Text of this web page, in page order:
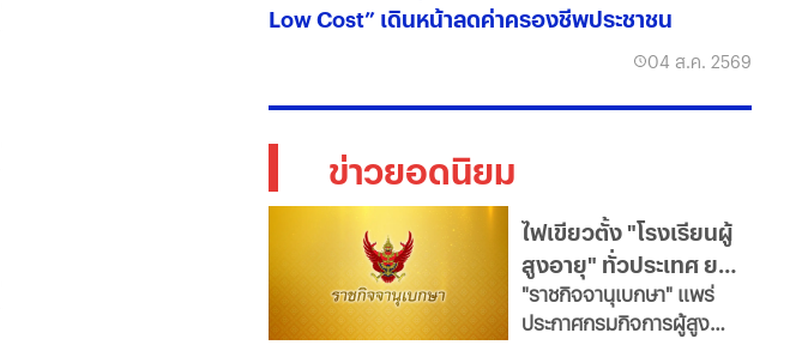
Low Cost” เดินหน้าลดค่าครองชีพประชาชน
04 ส.ค. 2569
ข่าวยอดนิยม
ไฟเขียวตั้ง "โรงเรียนผู้
สูงอายุ" ทั่วประเทศ ยก
ระดับคุณภาพชีวิต เช็ก
เงื่อนไข
"ราชกิจจานุเบกษา" แพร่
ประกาศกรมกิจการผู้สูง